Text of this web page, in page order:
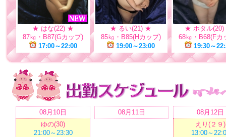
★ はな(22) ★
87㎏・B87(Gカップ)
17:00～22:00
★ るい(21) ★
85㎏・B85(Hカップ)
19:00～23:00
★ ホタル
68㎏・B68(Fカ
19:30～
08月10日
ゆの(30)
21:00～23:30
08月11日
08月12日
えり(２９)
13:00～